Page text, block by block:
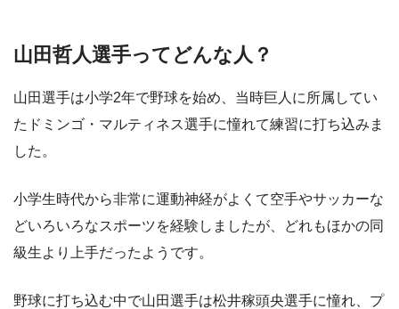
山田哲人選手ってどんな人？
山田選手は小学2年で野球を始め、当時巨人に所属してい
たドミンゴ・マルティネス選手に憧れて練習に打ち込みま
した。
小学生時代から非常に運動神経がよくて空手やサッカーな
どいろいろなスポーツを経験しましたが、どれもほかの同
級生より上手だったようです。
野球に打ち込む中で山田選手は松井稼頭央選手に憧れ、プ